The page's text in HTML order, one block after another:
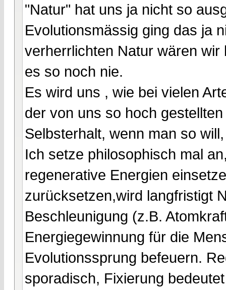
"Natur" hat uns ja nicht so
Evolutionsmässig ging das ja
verherrlichten Natur wären
es so noch nie.
Es wird uns , wie bei vielen
der von uns so hoch
Selbsterhalt, wenn man so
Ich setze philosophisch mal
regenerative Energien
zurücksetzen,wird langfristigt
Beschleunigung (z.B.
Energiegewinnung für die
Evolutionssprung befeuern.
sporadisch, Fixierung